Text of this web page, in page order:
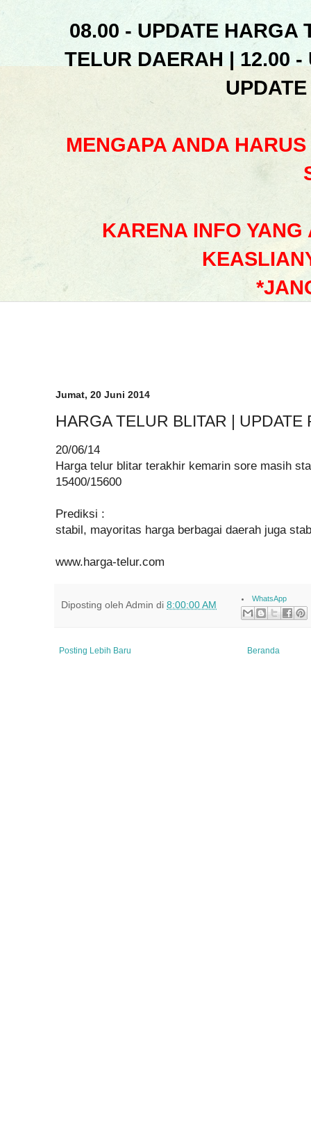
08.00 - UPDATE HARGA
TELUR DAERAH | 12.00
MENGAPA ANDA
KARENA INFO
Jumat, 20 Juni 2014
HARGA TELUR BLITAR | UPDATE
20/06/14
Harga telur blitar terakhir kemarin sore masih
15400/15600
Prediksi :
stabil, mayoritas harga berbagai daerah juga
www.harga-telur.com
Diposting oleh Admin di 8:00:00 AM
WhatsApp
Posting Lebih Baru Beranda